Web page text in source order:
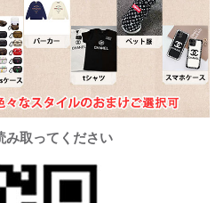
み取ってください